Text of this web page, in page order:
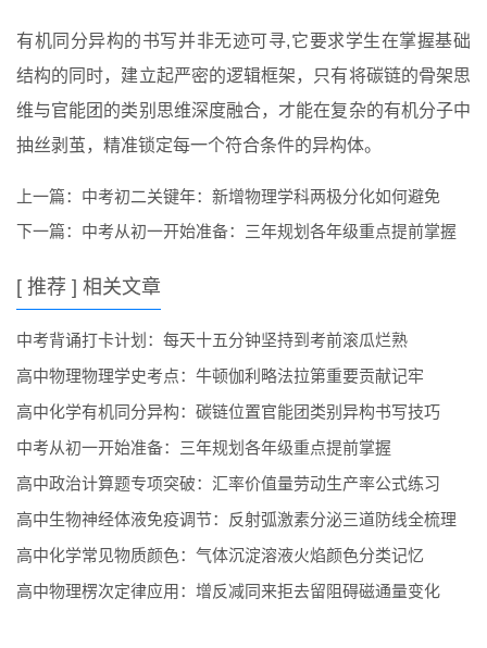
有机同分异构的书写并非无迹可寻,它要求学生在掌握基础
结构的同时，建立起严密的逻辑框架，只有将碳链的骨架思
维与官能团的类别思维深度融合，才能在复杂的有机分子中
抽丝剥茧，精准锁定每一个符合条件的异构体。
上一篇： 中考初二关键年：新增物理学科两极分化如何避免
下一篇： 中考从初一开始准备：三年规划各年级重点提前掌握
[ 推荐 ] 相关文章
中考背诵打卡计划：每天十五分钟坚持到考前滚瓜烂熟
高中物理物理学史考点：牛顿伽利略法拉第重要贡献记牢
高中化学有机同分异构：碳链位置官能团类别异构书写技巧
中考从初一开始准备：三年规划各年级重点提前掌握
高中政治计算题专项突破：汇率价值量劳动生产率公式练习
高中生物神经体液免疫调节：反射弧激素分泌三道防线全梳理
高中化学常见物质颜色：气体沉淀溶液火焰颜色分类记忆
高中物理楞次定律应用：增反减同来拒去留阻碍磁通量变化